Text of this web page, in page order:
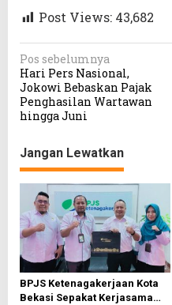
Post Views: 43,682
N
a
v
i
g
a
s
i
p
o
s
Pos sebelumnya
Hari Pers Nasional,
Jokowi Bebaskan Pajak
Penghasilan Wartawan
hingga Juni
Jangan Lewatkan
BPJS Ketenagakerjaan Kota
Bekasi Sepakat Kerjasama